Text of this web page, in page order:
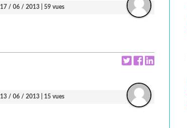
17 / 06 / 2013 | 59 vues
13 / 06 / 2013 | 15 vues